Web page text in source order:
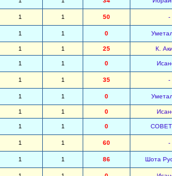
1 1 50 -
1 1 0
1 1 25 К.
1 1 0
1 1 35 -
1 1 0
1 1 0
1 1 0
1 1 60 -
1 1 86 Шота